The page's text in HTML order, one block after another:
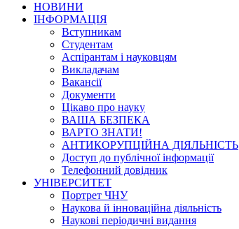
НОВИНИ
ІНФОРМАЦІЯ
Вступникам
Студентам
Аспірантам і науковцям
Викладачам
Вакансії
Документи
Цікаво про науку
ВАША БЕЗПЕКА
ВАРТО ЗНАТИ!
АНТИКОРУПЦІЙНА ДІЯЛЬНІСТЬ
Доступ до публічної інформації
Телефонний довідник
УНІВЕРСИТЕТ
Портрет ЧНУ
Наукова й інноваційна діяльність
Наукові періодичні видання